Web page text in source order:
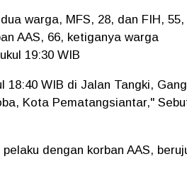
warga, MFS, 28, dan FIH, 55,
AAS, 66, ketiganya warga
19:30 WIB
18:40 WIB di Jalan Tangki, Gang
Kota Pematangsiantar,"
dengan korban AAS,